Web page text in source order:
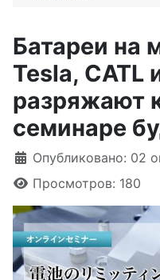
Батареи на
Tesla, CATL
разряжают
семинаре
Информация о
Опубликовано: 02
Просмотров: 180